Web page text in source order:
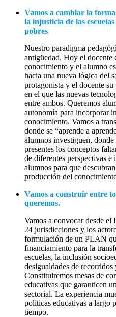
Vamos a cambiar la
la injusticia de las
pobres
Nuestro paradigma
antigüedad. Hoy el docente
conocimiento y el alumno
hacia una nueva lógica del
protagonista y el docente
en el que las nuevas
entre ambos. Queremos
autonomía para incorporar
conocimiento. Vamos a
donde se “aprende a
alumnos investiguen,
presentes los conceptos
de diferentes perspectivas
alumnos para que
producción del
Vamos a construir entre
queremos.
Vamos a convocar desde
24 jurisdicciones y los
formulación de un PLAN
financiamiento para la
escuelas, la inclusión
desigualdades de
Constituiremos mesas de
educativas que garanticen
sectorial. La experiencia
políticas educativas a largo
tiempo.